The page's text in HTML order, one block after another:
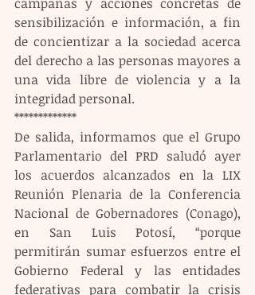
sensibilización e información, a fin
de concientizar a la sociedad acerca
del derecho a las personas mayores a
una vida libre de violencia y a la
integridad personal.
*************
De salida, informamos que el Grupo
Parlamentario del PRD saludó ayer
los acuerdos alcanzados en la LIX
Reunión Plenaria de la Conferencia
Nacional de Gobernadores (Conago),
en San Luis Potosí, “porque
permitirán sumar esfuerzos entre el
Gobierno Federal y las entidades
federativas para combatir la crisis